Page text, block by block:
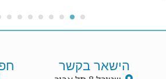
הישאר בקשר